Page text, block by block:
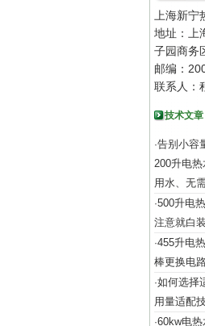
上海新
地址：上
子园商务
邮编：
联系人：
技术文章
·告别小容
200升电
用水、无
·500升电
注意就白装
·455升电
棒更换电
·如何选择
用量适配
·60kw电